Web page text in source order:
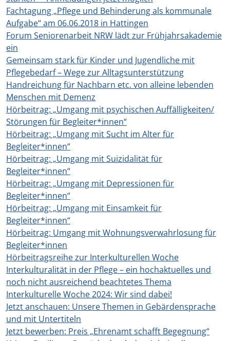
Fachtagung „Pflege und Behinderung als kommunale
Aufgabe“ am 06.06.2018 in Hattingen
Forum Seniorenarbeit NRW lädt zur Frühjahrsakademie
ein
Gemeinsam stark für Kinder und Jugendliche mit
Pflegebedarf – Wege zur Alltagsunterstützung
Handreichung für Nachbarn etc. von alleine lebenden
Menschen mit Demenz
Hörbeitrag: „Umgang mit psychischen Auffälligkeiten/
Störungen für Begleiter*innen“
Hörbeitrag: „Umgang mit Sucht im Alter für
Begleiter*innen“
Hörbeitrag: „Umgang mit Suizidalität für
Begleiter*innen“
Hörbeitrag: „Umgang mit Depressionen für
Begleiter*innen“
Hörbeitrag: „Umgang mit Einsamkeit für
Begleiter*innen“
Hörbeitrag: Umgang mit Wohnungsverwahrlosung für
Begleiter*innen
Hörbeitragsreihe zur Interkulturellen Woche
Interkulturalität in der Pflege – ein hochaktuelles und
noch nicht ausreichend beachtetes Thema
Interkulturelle Woche 2024: Wir sind dabei!
Jetzt anschauen: Unsere Themen in Gebärdensprache
und mit Untertiteln
Jetzt bewerben: Preis „Ehrenamt schafft Begegnung“